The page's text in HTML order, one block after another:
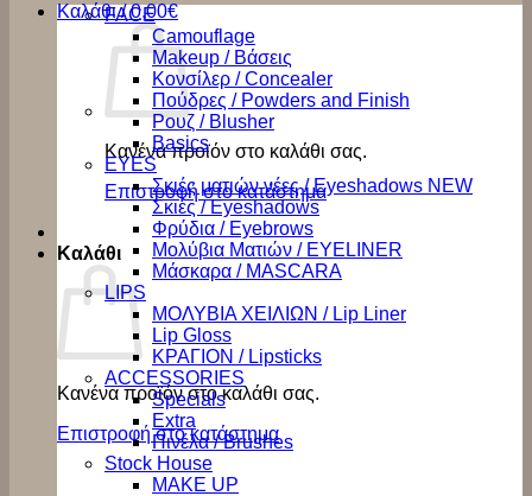
Καλάθι /0,00€
Κανένα προϊόν στο καλάθι σας.
Επιστροφή στο κατάστημα
Καλάθι
Κανένα προϊόν στο καλάθι σας.
Επιστροφή στο κατάστημα
FACE
Camouflage
Makeup / Βάσεις
Κονσίλερ / Concealer
Πούδρες / Powders and Finish
Ρουζ / Blusher
Basics
EYES
Σκιές ματιών νέες / Eyeshadows NEW
Σκιές / Eyeshadows
Φρύδια / Eyebrows
Μολύβια Ματιών / EYELINER
Μάσκαρα / MASCARA
LIPS
ΜΟΛΥΒΙΑ ΧΕΙΛΙΩΝ / Lip Liner
Lip Gloss
ΚΡΑΓΙΟΝ / Lipsticks
ACCESSORIES
Specials
Extra
Πινέλα / Brushes
Stock House
MAKE UP